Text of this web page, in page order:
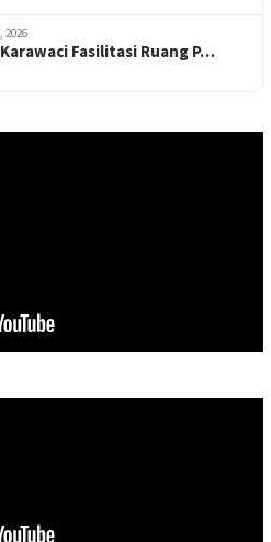
2026
Fasilitasi Ruang P…